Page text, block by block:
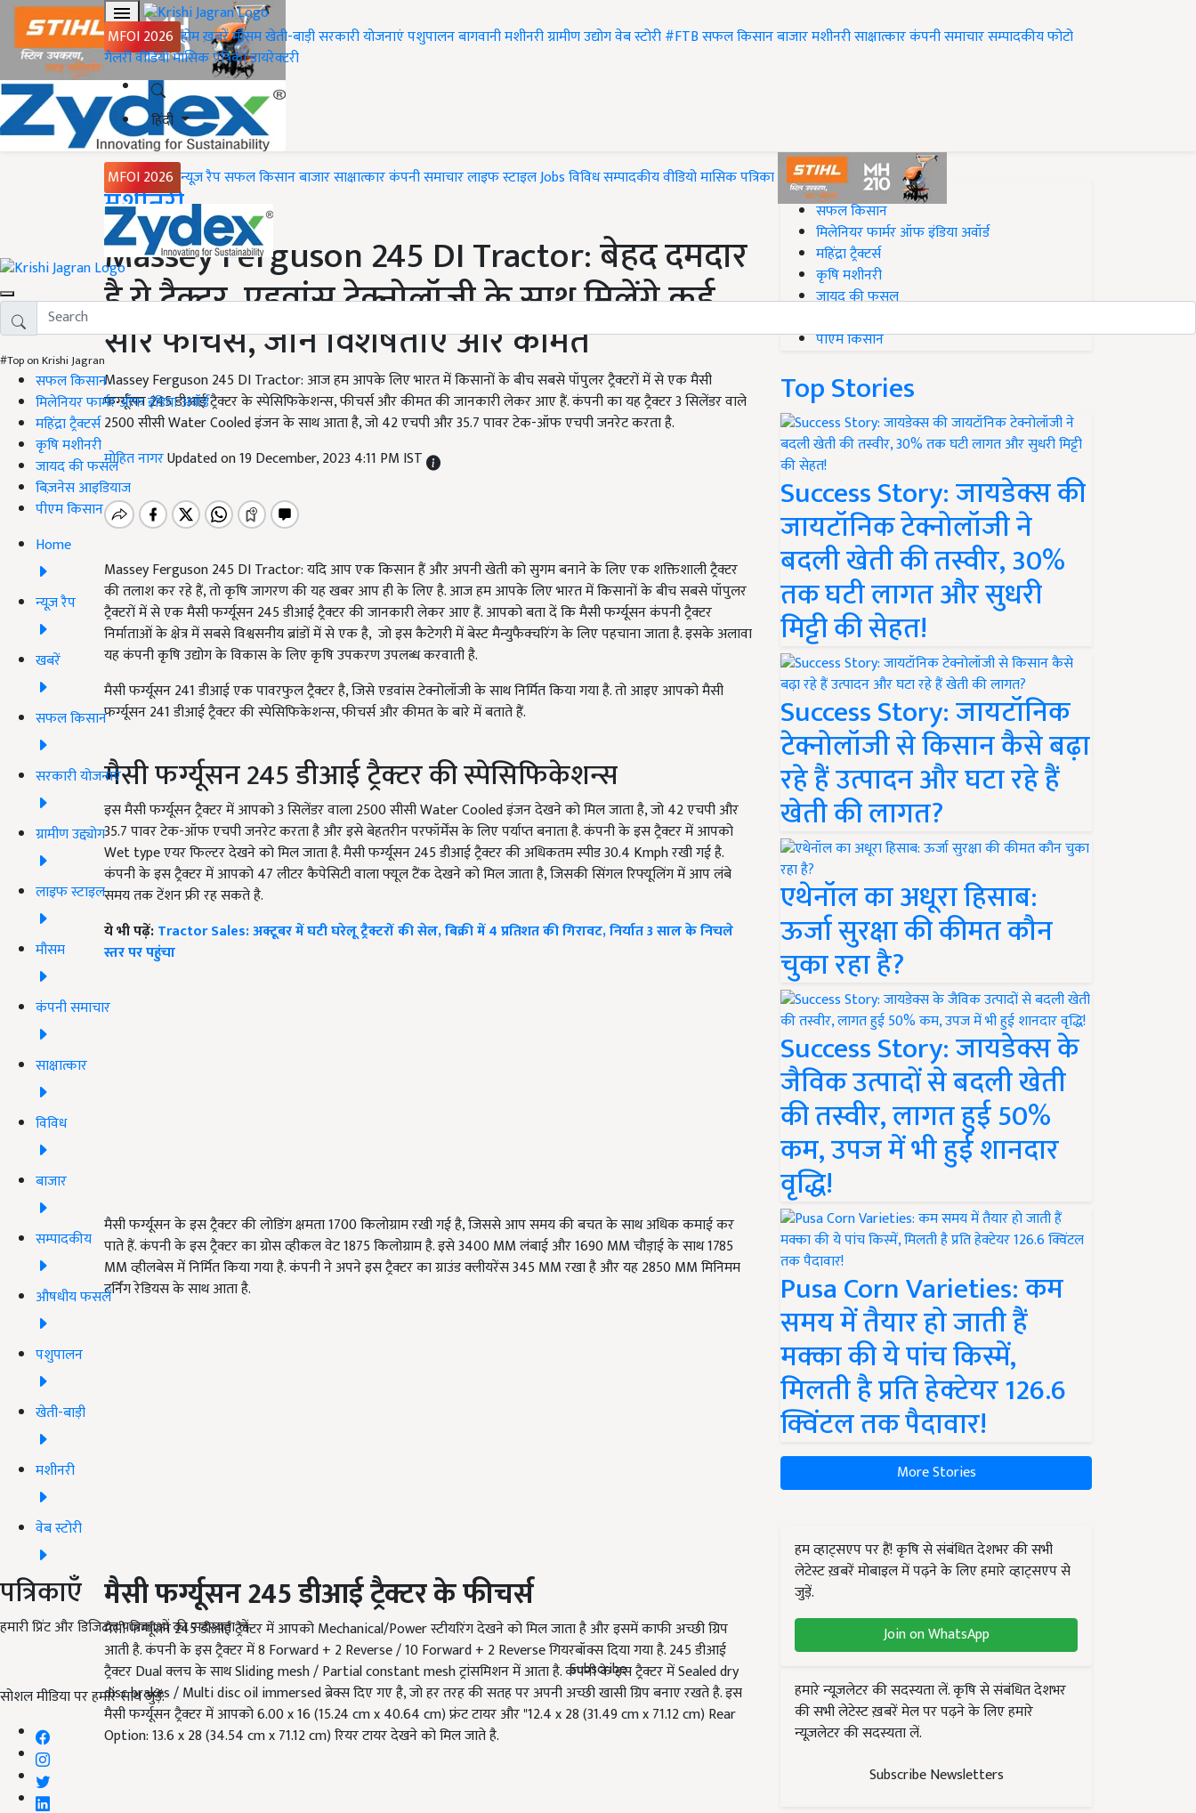
MFOI 2026 होमख़बरेंमौसमखेती-बाड़ीसरकारी योजनाएंपशुपालनबागवानीमशीनरीग्रामीण उद्योगवेब स्टोरी#FTBसफल किसानबाजारमशीनरीसाक्षात्कारकंपनी समाचारसम्पादकीयफोटो
गैलरीवीडियोमासिक पत्रिकाडायरेक्टरी
हिंदी
MFOI 2026 न्यूज़ रैपसफल किसानबाजारसाक्षात्कारकंपनी समाचारलाइफ स्टाइलJobsविविधसम्पादकीयवीडियोमासिक पत्रिका
#Top on Krishi Jagran
सफल किसान
मिलेनियर फार्मर ऑफ इंडिया अवॉर्ड
महिंद्रा ट्रैक्टर्स
कृषि मशीनरी
जायद की फसल
बिज़नेस आइडियाज
पीएम किसान
Home
न्यूज़ रैप
खबरें
सफल किसान
सरकारी योजनाएं
ग्रामीण उद्द्योग
लाइफ स्टाइल
मौसम
कंपनी समाचार
साक्षात्कार
विविध
बाजार
सम्पादकीय
औषधीय फसलें
पशुपालन
खेती-बाड़ी
मशीनरी
वेब स्टोरी
पत्रिकाएँ
हमारी प्रिंट और डिजिटल पत्रिकाओं की सदस्यता लें
Subscribe
सोशल मीडिया पर हमारे साथ जुड़ें:
Home
मशीनरी
Massey Ferguson 245 DI Tractor: बेहद दमदार
है ये ट्रैक्टर, एडवांस टेक्नोलॉजी के साथ मिलेंगे कई
सारे फीचर्स, जानें विशेषताएं और कीमत
Massey Ferguson 245 DI Tractor: आज हम आपके लिए भारत में किसानों के बीच सबसे पॉपुलर ट्रैक्टरों में से एक मैसी
फर्ग्यूसन 245 डीआई ट्रैक्टर के स्पेसिफिकेशन्स, फीचर्स और कीमत की जानकारी लेकर आए हैं. कंपनी का यह ट्रैक्टर 3 सिलेंडर वाले
2500 सीसी Water Cooled इंजन के साथ आता है, जो 42 एचपी और 35.7 पावर टेक-ऑफ एचपी जनरेट करता है.
मोहित नागरUpdated on 19 December, 2023 4:11 PM IST
Massey Ferguson 245 DI Tractor: यदि आप एक किसान हैं और अपनी खेती को सुगम बनाने के लिए एक शक्तिशाली ट्रैक्टर
की तलाश कर रहे हैं, तो कृषि जागरण की यह खबर आप ही के लिए है. आज हम आपके लिए भारत में किसानों के बीच सबसे पॉपुलर
ट्रैक्टरों में से एक मैसी फर्ग्यूसन 245 डीआई ट्रैक्टर की जानकारी लेकर आए हैं. आपको बता दें कि मैसी फर्ग्यूसन कंपनी ट्रैक्टर
निर्माताओं के क्षेत्र में सबसे विश्वसनीय ब्रांडों में से एक है, जो इस कैटेगरी में बेस्ट मैन्युफैक्चरिंग के लिए पहचाना जाता है. इसके अलावा
यह कंपनी कृषि उद्योग के विकास के लिए कृषि उपकरण उपलब्ध करवाती है.
मैसी फर्ग्यूसन 241 डीआई एक पावरफुल ट्रैक्टर है, जिसे एडवांस टेक्नोलॉजी के साथ निर्मित किया गया है. तो आइए आपको मैसी
फर्ग्यूसन 241 डीआई ट्रैक्टर की स्पेसिफिकेशन्स, फीचर्स और कीमत के बारे में बताते हैं.
मैसी फर्ग्यूसन 245 डीआई ट्रैक्टर की स्पेसिफिकेशन्स
इस मैसी फर्ग्यूसन ट्रैक्टर में आपको 3 सिलेंडर वाला 2500 सीसी Water Cooled इंजन देखने को मिल जाता है, जो 42 एचपी और
35.7 पावर टेक-ऑफ एचपी जनरेट करता है और इसे बेहतरीन परफॉर्मेंस के लिए पर्याप्त बनाता है. कंपनी के इस ट्रैक्टर में आपको
Wet type एयर फिल्टर देखने को मिल जाता है. मैसी फर्ग्यूसन 245 डीआई ट्रैक्टर की अधिकतम स्पीड 30.4 Kmph रखी गई है.
कंपनी के इस ट्रैक्टर में आपको 47 लीटर कैपेसिटी वाला फ्यूल टैंक देखने को मिल जाता है, जिसकी सिंगल रिफ्यूलिंग में आप लंबे
समय तक टेंशन फ्री रह सकते है.
ये भी पढ़ें:Tractor Sales: अक्टूबर में घटी घरेलू ट्रैक्टरों की सेल, बिक्री में 4 प्रतिशत की गिरावट, निर्यात 3 साल के निचले
स्तर पर पहुंचा
मैसी फर्ग्यूसन के इस ट्रैक्टर की लोडिंग क्षमता 1700 किलोग्राम रखी गई है, जिससे आप समय की बचत के साथ अधिक कमाई कर
पाते हैं. कंपनी के इस ट्रैक्टर का ग्रोस व्हीकल वेट 1875 किलोग्राम है. इसे 3400 MM लंबाई और 1690 MM चौड़ाई के साथ 1785
MM व्हीलबेस में निर्मित किया गया है. कंपनी ने अपने इस ट्रैक्टर का ग्राउंड क्लीयरेंस 345 MM रखा है और यह 2850 MM मिनिमम
टर्निंग रेडियस के साथ आता है.
मैसी फर्ग्यूसन 245 डीआई ट्रैक्टर के फीचर्स
मैसी फर्ग्यूसन 245 डीआई ट्रैक्टर में आपको Mechanical/Power स्टीयरिंग देखने को मिल जाता है और इसमें काफी अच्छी ग्रिप
आती है. कंपनी के इस ट्रैक्टर में 8 Forward + 2 Reverse / 10 Forward + 2 Reverse गियरबॉक्स दिया गया है. 245 डीआई
ट्रैक्टर Dual क्लच के साथ Sliding mesh / Partial constant mesh ट्रांसमिशन में आता है. कंपनी के इस ट्रैक्टर में Sealed dry
disc brakes / Multi disc oil immersed ब्रेक्स दिए गए है, जो हर तरह की सतह पर अपनी अच्छी खासी ग्रिप बनाए रखते है. इस
मैसी फर्ग्यूसन ट्रैक्टर में आपको 6.00 x 16 (15.24 cm x 40.64 cm) फ्रंट टायर और "12.4 x 28 (31.49 cm x 71.12 cm) Rear
Option: 13.6 x 28 (34.54 cm x 71.12 cm) रियर टायर देखने को मिल जाते है.
#Top on Krishi Jagran
सफल किसान
मिलेनियर फार्मर ऑफ इंडिया अवॉर्ड
महिंद्रा ट्रैक्टर्स
कृषि मशीनरी
जायद की फसल
पीएम किसान
Top Stories
Success Story: जायडेक्स की
जायटॉनिक टेक्नोलॉजी ने
बदली खेती की तस्वीर, 30%
तक घटी लागत और सुधरी
मिट्टी की सेहत!
Success Story: जायटॉनिक
टेक्नोलॉजी से किसान कैसे बढ़ा
रहे हैं उत्पादन और घटा रहे हैं
खेती की लागत?
एथेनॉल का अधूरा हिसाब:
ऊर्जा सुरक्षा की कीमत कौन
चुका रहा है?
Success Story: जायडेक्स के
जैविक उत्पादों से बदली खेती
की तस्वीर, लागत हुई 50%
कम, उपज में भी हुई शानदार
वृद्धि!
Pusa Corn Varieties: कम
समय में तैयार हो जाती हैं
मक्का की ये पांच किस्में,
मिलती है प्रति हेक्टेयर 126.6
क्विंटल तक पैदावार!
More Stories
हम व्हाट्सएप पर हैं! कृषि से संबंधित देशभर की सभी
लेटेस्ट ख़बरें मोबाइल में पढ़ने के लिए हमारे व्हाट्सएप से
जुड़ें.
Join on WhatsApp
हमारे न्यूज़लेटर की सदस्यता लें. कृषि से संबंधित देशभर
की सभी लेटेस्ट ख़बरें मेल पर पढ़ने के लिए हमारे
न्यूज़लेटर की सदस्यता लें.
Subscribe Newsletters